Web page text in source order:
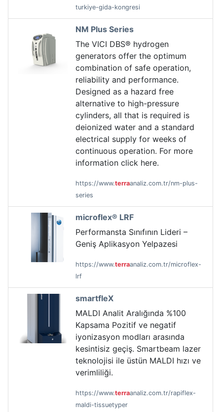
turkiye-gida-kongresi
NM Plus Series
The VICI DBS® hydrogen
generators offer the optimum
combination of safe operation,
reliability and performance.
Designed as a hazard free
alternative to high-pressure
cylinders, all that is required is
deionized water and a standard
electrical supply for weeks of
continuous operation. For more
information click here.
https://www.terraanaliz.com.tr/nm-plus-
series
microflex® LRF
Performansta Sınıfının Lideri –
Geniş Aplikasyon Yelpazesi
https://www.terraanaliz.com.tr/microflex-
lrf
smartfleX
MALDI Analit Aralığında %100
Kapsama Pozitif ve negatif
iyonizasyon modları arasında
kesintisiz geçiş. Smartbeam lazer
teknolojisi ile üstün MALDI hızı ve
verimliliği.
https://www.terraanaliz.com.tr/rapiflex-
maldi-tissuetyper